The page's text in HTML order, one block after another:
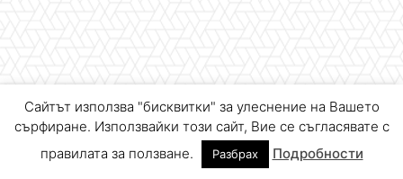
Сайтът използва "бисквитки" за улеснение на Вашето
сърфиране. Използвайки този сайт, Вие се съгласявате с
правилата за ползване.
Разбрах Подробности